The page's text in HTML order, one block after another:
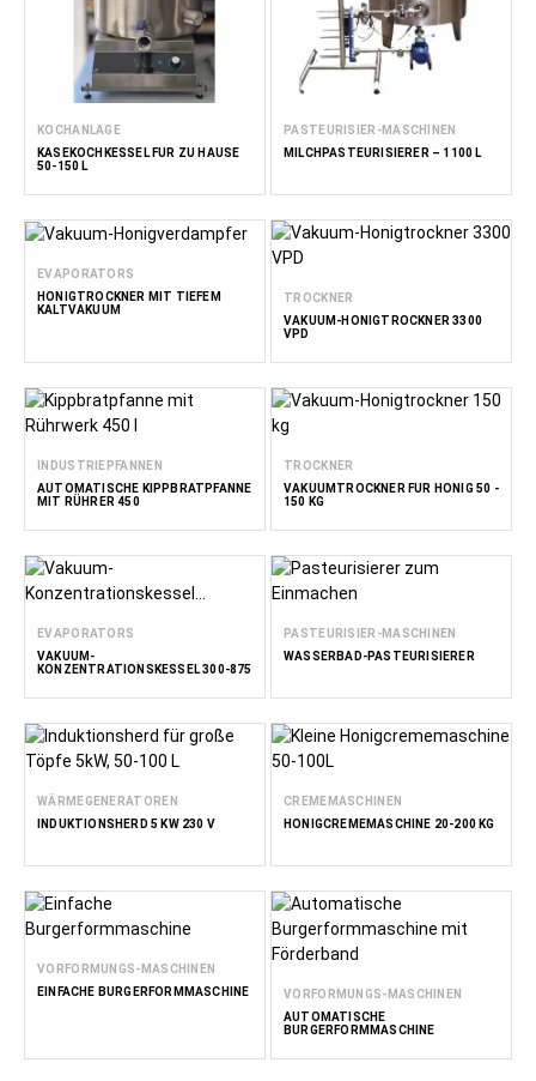
KOCHANLAGE
KÄSEKOCHKESSEL FÜR ZU HAUSE
50-150 L
PASTEURISIER-MASCHINEN
MILCHPASTEURISIERER – 1100 L
EVAPORATORS
HONIGTROCKNER MIT TIEFEM
KALTVAKUUM
TROCKNER
VAKUUM-HONIGTROCKNER 3300
VPD
INDUSTRIEPFANNEN
AUTOMATISCHE KIPPBRATPFANNE
MIT RÜHRER 450
TROCKNER
VAKUUMTROCKNER FÜR HONIG 50 -
150 KG
EVAPORATORS
VAKUUM-
KONZENTRATIONSKESSEL 300-875
PASTEURISIER-MASCHINEN
WASSERBAD-PASTEURISIERER
WÄRMEGENERATOREN
INDUKTIONSHERD 5 KW 230 V
CREMEMASCHINEN
HONIGCREMEMASCHINE 20-200 KG
VORFORMUNGS-MASCHINEN
EINFACHE BURGERFORMMASCHINE
VORFORMUNGS-MASCHINEN
AUTOMATISCHE
BURGERFORMMASCHINE